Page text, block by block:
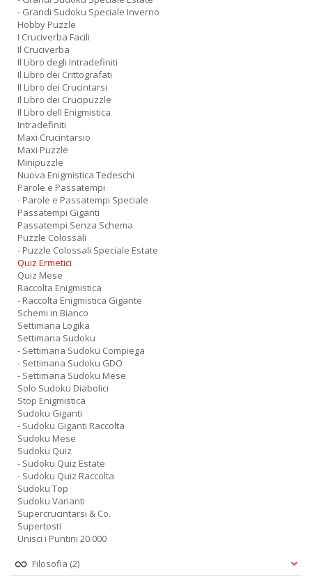
- Grandi Sudoku Speciale Inverno
Hobby Puzzle
I Cruciverba Facili
Il Cruciverba
Il Libro degli Intradefiniti
Il Libro dei Crittografati
Il Libro dei Crucintarsi
Il Libro dei Crucipuzzle
Il Libro dell Enigmistica
Intradefiniti
Maxi Crucintarsio
Maxi Puzzle
Minipuzzle
Nuova Enigmistica Tedeschi
Parole e Passatempi
- Parole e Passatempi Speciale
Passatempi Giganti
Passatempi Senza Schema
Puzzle Colossali
- Puzzle Colossali Speciale Estate
Quiz Ermetici
Quiz Mese
Raccolta Enigmistica
- Raccolta Enigmistica Gigante
Schemi in Bianco
Settimana Logika
Settimana Sudoku
- Settimana Sudoku Compiega
- Settimana Sudoku GDO
- Settimana Sudoku Mese
Solo Sudoku Diabolici
Stop Enigmistica
Sudoku Giganti
- Sudoku Giganti Raccolta
Sudoku Mese
Sudoku Quiz
- Sudoku Quiz Estate
- Sudoku Quiz Raccolta
Sudoku Top
Sudoku Varianti
Supercrucintarsi & Co.
Supertosti
Unisci i Puntini 20.000
Filosofia (2)